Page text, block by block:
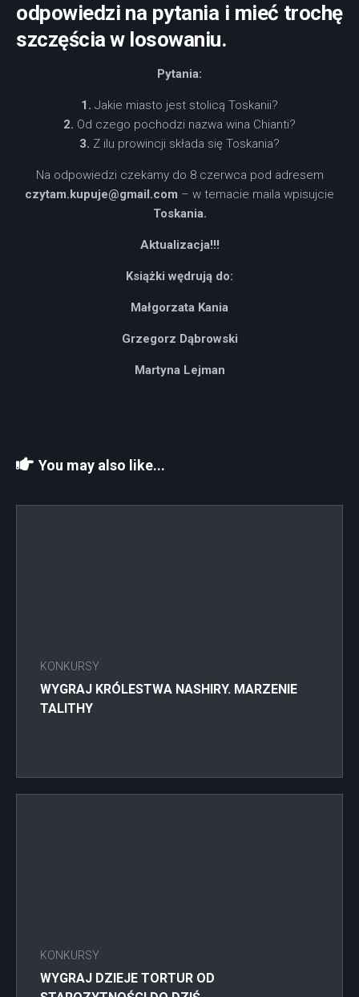
odpowiedzi na pytania i mieć trochę
szczęścia w losowaniu.
Pytania:
1. Jakie miasto jest stolicą Toskanii?
2. Od czego pochodzi nazwa wina Chianti?
3. Z ilu prowincji składa się Toskania?
Na odpowiedzi czekamy do 8 czerwca pod adresem
czytam.kupuje@gmail.com – w temacie maila wpisujcie
Toskania.
Aktualizacja!!!
Książki wędrują do:
Małgorzata Kania
Grzegorz Dąbrowski
Martyna Lejman
You may also like...
KONKURSY
WYGRAJ KRÓLESTWA NASHIRY. MARZENIE
TALITHY
KONKURSY
WYGRAJ DZIEJE TORTUR OD